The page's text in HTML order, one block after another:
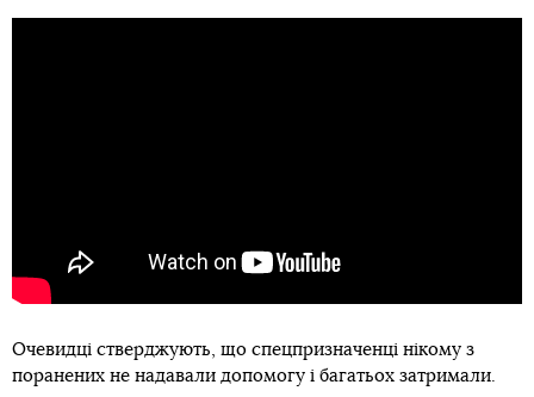
Очевидці стверджують, що спецпризначенці нікому з
поранених не надавали допомогу і багатьох затримали.